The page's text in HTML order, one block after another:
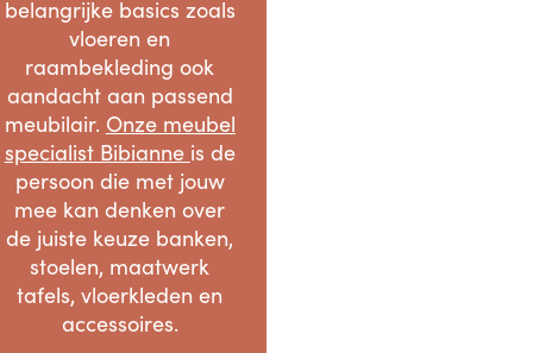
belangrijke basics zoals
vloeren en
raambekleding ook
aandacht aan passend
meubilair. Onze meubel
specialist Bibianne is de
persoon die met jouw
mee kan denken over
de juiste keuze banken,
stoelen, maatwerk
tafels, vloerkleden en
accessoires.